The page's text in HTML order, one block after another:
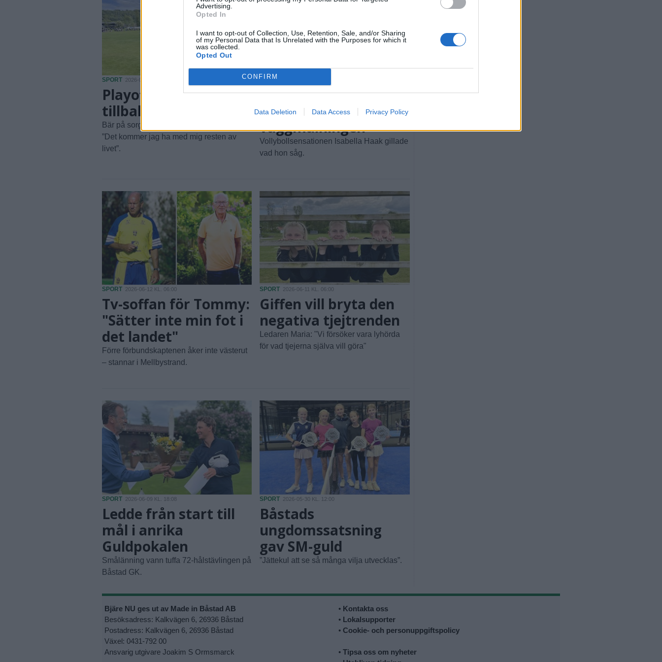
Advertising.
Opted In
I want to opt-out of Collection, Use, Retention, Sale, and/or Sharing
of my Personal Data that Is Unrelated with the Purposes for which it
was collected.
Opted Out
CONFIRM
Data Deletion Data Access Privacy Policy
SPORT 2026-06-20 KL. 05:58
Playoff-hjälten
tillbaka i Båstad
Bär på sorgen om missade VM-drömmen:
”Det kommer jag ha med mig resten av
livet”.
SPORT
Isabella fick äntligen
se sig själv på
väggmålningen
Vollybollsensationen Isabella Haak gillade
vad hon såg.
SPORT 2026-06-12 KL. 06:00
Tv-soffan för Tommy:
"Sätter inte min fot i
det landet"
Förre förbundskaptenen åker inte västerut
– stannar i Mellbystrand.
SPORT 2026-06-11 KL. 06:00
Giffen vill bryta den
negativa tjejtrenden
Ledaren Maria: "Vi försöker vara lyhörda
för vad tjejerna själva vill göra"
SPORT 2026-06-09 KL. 18:08
Ledde från start till
mål i anrika
Guldpokalen
Smålänning vann tuffa 72-hålstävlingen på
Båstad GK.
SPORT 2026-05-30 KL. 12:00
Båstads
ungdomssatsning
gav SM-guld
”Jättekul att se så många vilja utvecklas”.
Bjäre NU ges ut av Made in Båstad AB
Besöksadress: Kalkvägen 6, 26936 Båstad
Postadress: Kalkvägen 6, 26936 Båstad
Växel: 0431-792 00
Ansvarig utgivare Joakim S Ormsmarck
• Kontakta oss
• Lokalsupporter
• Cookie- och personuppgiftspolicy
• Tipsa oss om nyheter